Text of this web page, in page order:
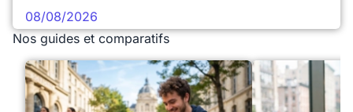
08/08/2026
Nos guides et comparatifs